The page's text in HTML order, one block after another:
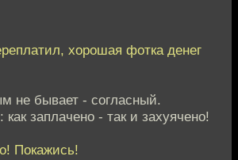
хорошая фотка денег
не бывает - согласный.
как заплачено - так и захуячено!
Покажись!